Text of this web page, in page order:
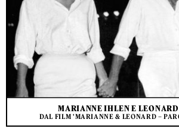
MARIANNE IHLEN E
DAL FILM 'MARIANNE & LEONARD –